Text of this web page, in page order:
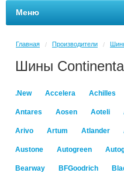
Меню
Главная / Производители /
Шины
.New Accelera Achilles
Antares Aosen Aoteli
Arivo Artum Atlander
Austone Autogreen
Bearway BFGoodrich